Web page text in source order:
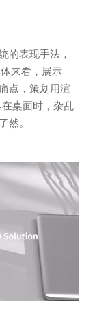
的表现手法，
来看，展示
点，策划用渲
桌面时，杂乱
然。